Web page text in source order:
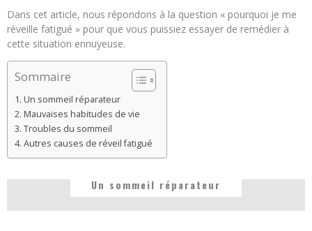
Dans cet article, nous répondons à la question « pourquoi je me
réveille fatigué » pour que vous puissiez essayer de remédier à
cette situation ennuyeuse.
Sommaire
Un sommeil réparateur
Mauvaises habitudes de vie
Troubles du sommeil
Autres causes de réveil fatigué
Un sommeil réparateur